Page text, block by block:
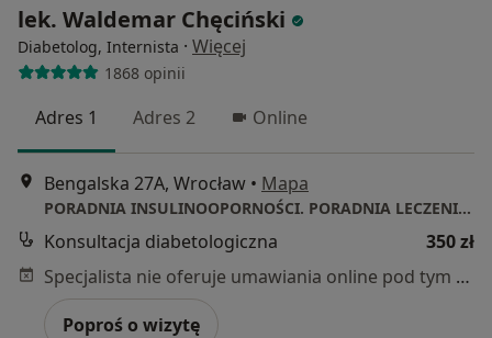
lek. Waldemar Chęciński
Diabetolog, Internista · Więcej
1868 opinii
Adres 1 Adres 2 Online
Bengalska 27A, Wrocław • Mapa
PORADNIA INSULINOOPORNOŚCI. PORADNIA LECZENIA OTYŁOŚCI. PORADNIA CUKRZYCOWA.
Konsultacja diabetologiczna
350 zł
Specjalista nie oferuje umawiania online pod tym adresem.
Poproś o wizytę